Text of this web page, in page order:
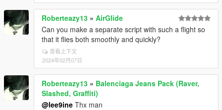
Roberteazy13 » AirGlide
Can you make a separate script with such a flight so
that it flies both smoothly and quickly?
查看上下文
2024年02月07日
Roberteazy13 » Balenciaga Jeans Pack (Raver,
Slashed, Graffiti)
@lee9ine Thx man